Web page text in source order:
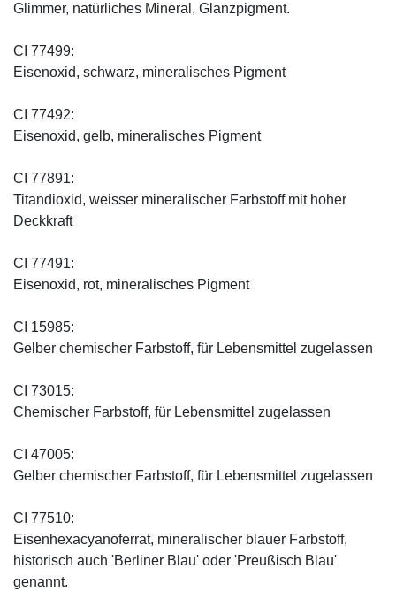
Glimmer, natürliches Mineral, Glanzpigment.
CI 77499:
Eisenoxid, schwarz, mineralisches Pigment
CI 77492:
Eisenoxid, gelb, mineralisches Pigment
CI 77891:
Titandioxid, weisser mineralischer Farbstoff mit hoher
Deckkraft
CI 77491:
Eisenoxid, rot, mineralisches Pigment
CI 15985:
Gelber chemischer Farbstoff, für Lebensmittel zugelassen
CI 73015:
Chemischer Farbstoff, für Lebensmittel zugelassen
CI 47005:
Gelber chemischer Farbstoff, für Lebensmittel zugelassen
CI 77510:
Eisenhexacyanoferrat, mineralischer blauer Farbstoff,
historisch auch 'Berliner Blau' oder 'Preußisch Blau'
genannt.